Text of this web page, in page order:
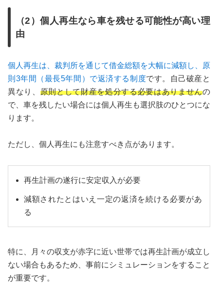
（2）個人再生なら車を残せる可能性が高い理
由
個人再生は、裁判所を通じて借金総額を大幅に減額し、原
則3年間（最長5年間）で返済する制度です。自己破産と
異なり、 原則として財産を処分する必要はありませんの
で、車を残したい場合には個人再生も選択肢のひとつにな
ります。
ただし、個人再生にも注意すべき点があります。
再生計画の遂行に安定収入が必要
減額されたとはいえ一定の返済を続ける必要があ
る
特に、月々の収支が赤字に近い世帯では再生計画が成立し
ない場合もあるため、事前にシミュレーションをすること
が重要です。